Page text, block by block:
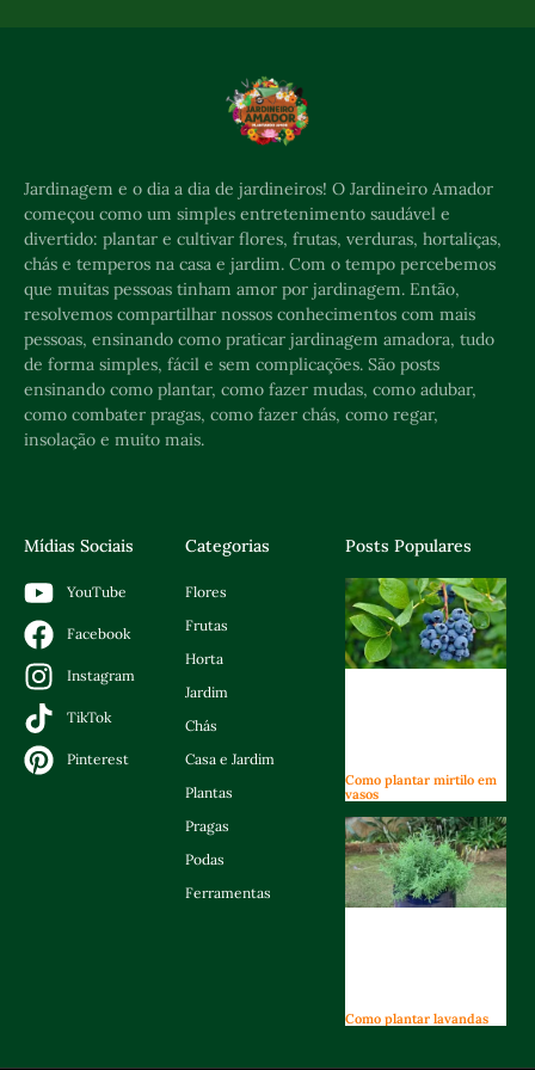
Jardinagem e o dia a dia de jardineiros! O Jardineiro Amador
começou como um simples entretenimento saudável e
divertido: plantar e cultivar flores, frutas, verduras, hortaliças,
chás e temperos na casa e jardim. Com o tempo percebemos
que muitas pessoas tinham amor por jardinagem. Então,
resolvemos compartilhar nossos conhecimentos com mais
pessoas, ensinando como praticar jardinagem amadora, tudo
de forma simples, fácil e sem complicações. São posts
ensinando como plantar, como fazer mudas, como adubar,
como combater pragas, como fazer chás, como regar,
insolação e muito mais.
Mídias Sociais
YouTube
Facebook
Instagram
TikTok
Pinterest
Categorias
Flores
Frutas
Horta
Jardim
Chás
Casa e Jardim
Plantas
Pragas
Podas
Ferramentas
Posts Populares
Como plantar mirtilo em
vasos
Como plantar lavandas